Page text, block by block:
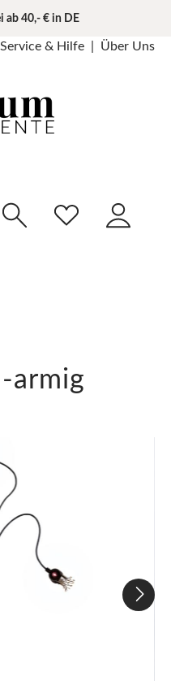
ab 40,- € in DE
Service & Hilfe Über Uns
armig